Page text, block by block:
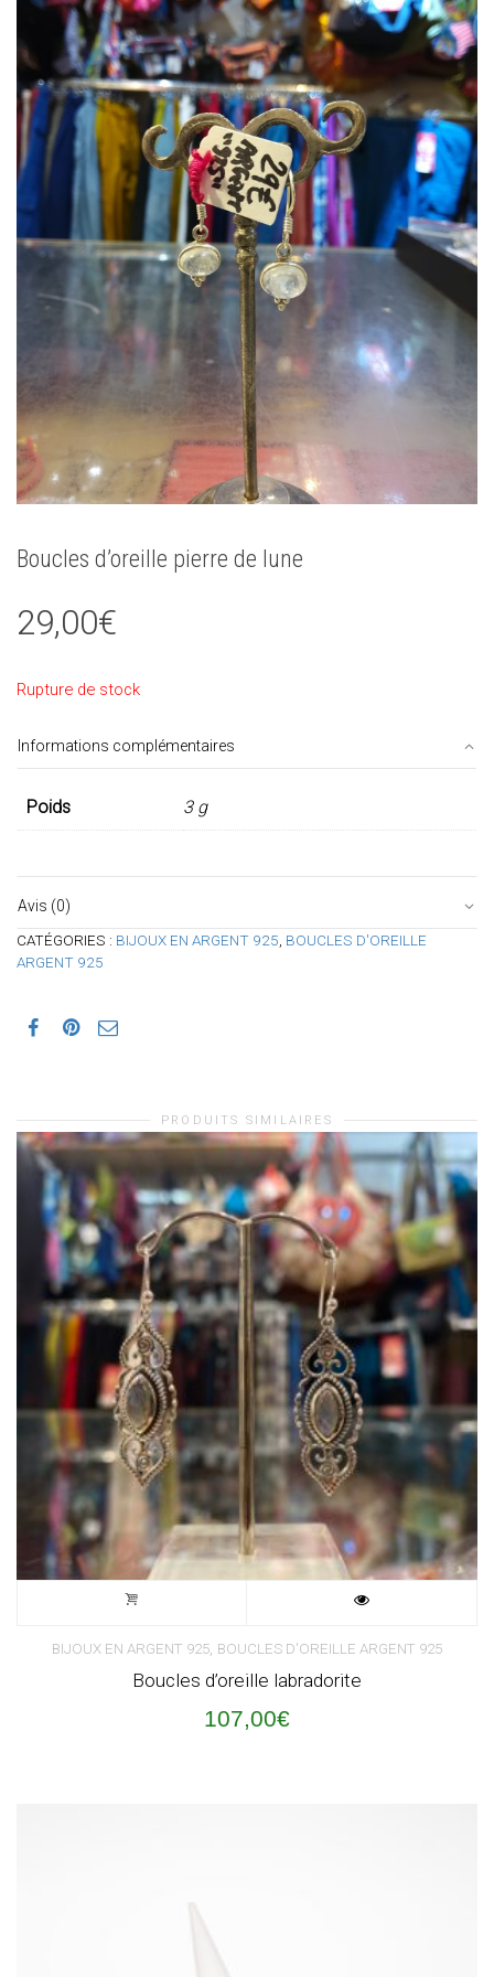
Boucles d’oreille pierre de lune
29,00€
Rupture de stock
Informations complémentaires
Poids 3 g
Avis (0)
CATÉGORIES : BIJOUX EN ARGENT 925, BOUCLES D'OREILLE
ARGENT 925
PRODUITS SIMILAIRES
BIJOUX EN ARGENT 925, BOUCLES D'OREILLE ARGENT 925
Boucles d’oreille labradorite
107,00€